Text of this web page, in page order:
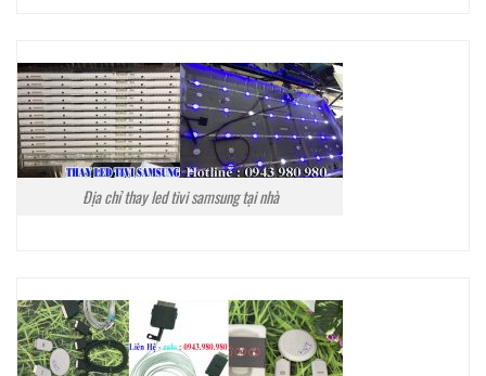
Địa chỉ thay led tivi samsung tại nhà